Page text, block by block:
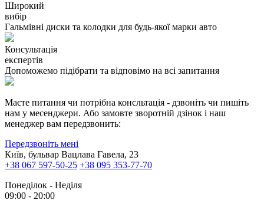
Широкий
вибір
Гальмівні диски та колодки для будь-якої марки авто
Консультація
експертів
Допоможемо підібрати та відповімо на всі запитання
Маєте питання чи потрібна консльтація - дзвоніть чи пишіть
нам у месенджери. Або замовте зворотній дзінок і наш
менеджер вам передзвонить:
Передзвоніть мені
Київ, бульвар Вацлава Гавела, 23
+38 067 597-50-25 +38 095 353-77-70
Понеділок - Неділя
09:00 - 20:00